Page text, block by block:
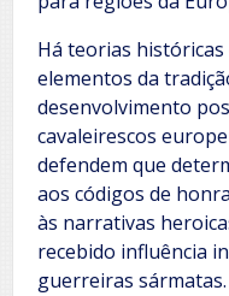
Há teorias
elementos da
desenvolvimento
cavaleirescos
defendem que
aos códigos de
às narrativas
recebido influência
guerreiras sármatas.